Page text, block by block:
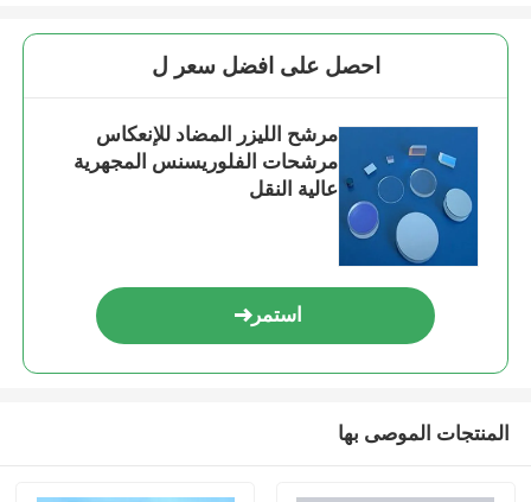
احصل على افضل سعر ل
مرشح الليزر المضاد للإنعكاس
مرشحات الفلوريسنس المجهرية
عالية النقل
استمر
المنتجات الموصى بها